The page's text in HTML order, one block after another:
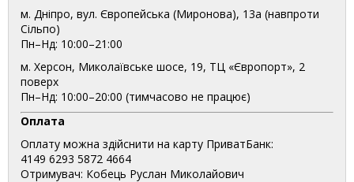
м. Дніпро, вул. Європейська (Миронова), 13а (навпроти
Сільпо)
Пн–Нд: 10:00–21:00
м. Херсон, Миколаївське шосе, 19, ТЦ «Європорт», 2
поверх
Пн–Нд: 10:00–20:00 (тимчасово не працює)
Оплата
Оплату можна здійснити на карту ПриватБанк:
4149 6293 5872 4664
Отримувач: Кобець Руслан Миколайович